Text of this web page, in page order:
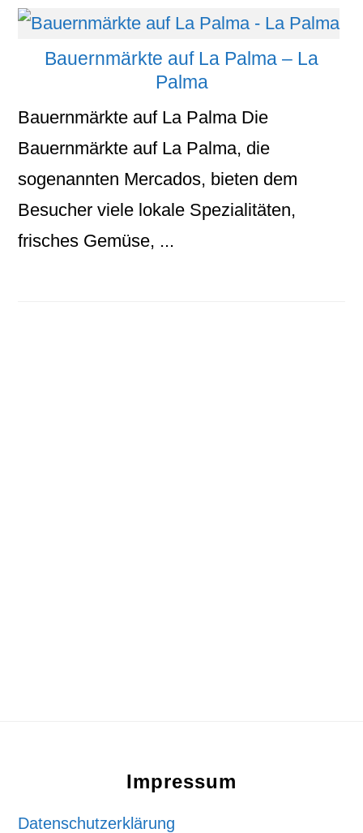
Bauernmärkte auf La Palma – La
Palma
Bauernmärkte auf La Palma Die
Bauernmärkte auf La Palma, die
sogenannten Mercados, bieten dem
Besucher viele lokale Spezialitäten,
frisches Gemüse, ...
Impressum
Datenschutzerklärung